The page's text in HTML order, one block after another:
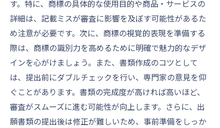
す。特に、商標の具体的な使用目的や商品・サービスの
詳細は、記載ミスが審査に影響を及ぼす可能性があるた
め注意が必要です。次に、商標の視覚的表現を準備する
際は、商標の識別力を高めるために明確で魅力的なデザ
インを心がけましょう。また、書類作成のコツとして
は、提出前にダブルチェックを行い、専門家の意見を仰
ぐことがあります。書類の完成度が高ければ高いほど、
審査がスムーズに進む可能性が向上します。さらに、出
願書類の提出後は修正が難しいため、事前準備をしっか